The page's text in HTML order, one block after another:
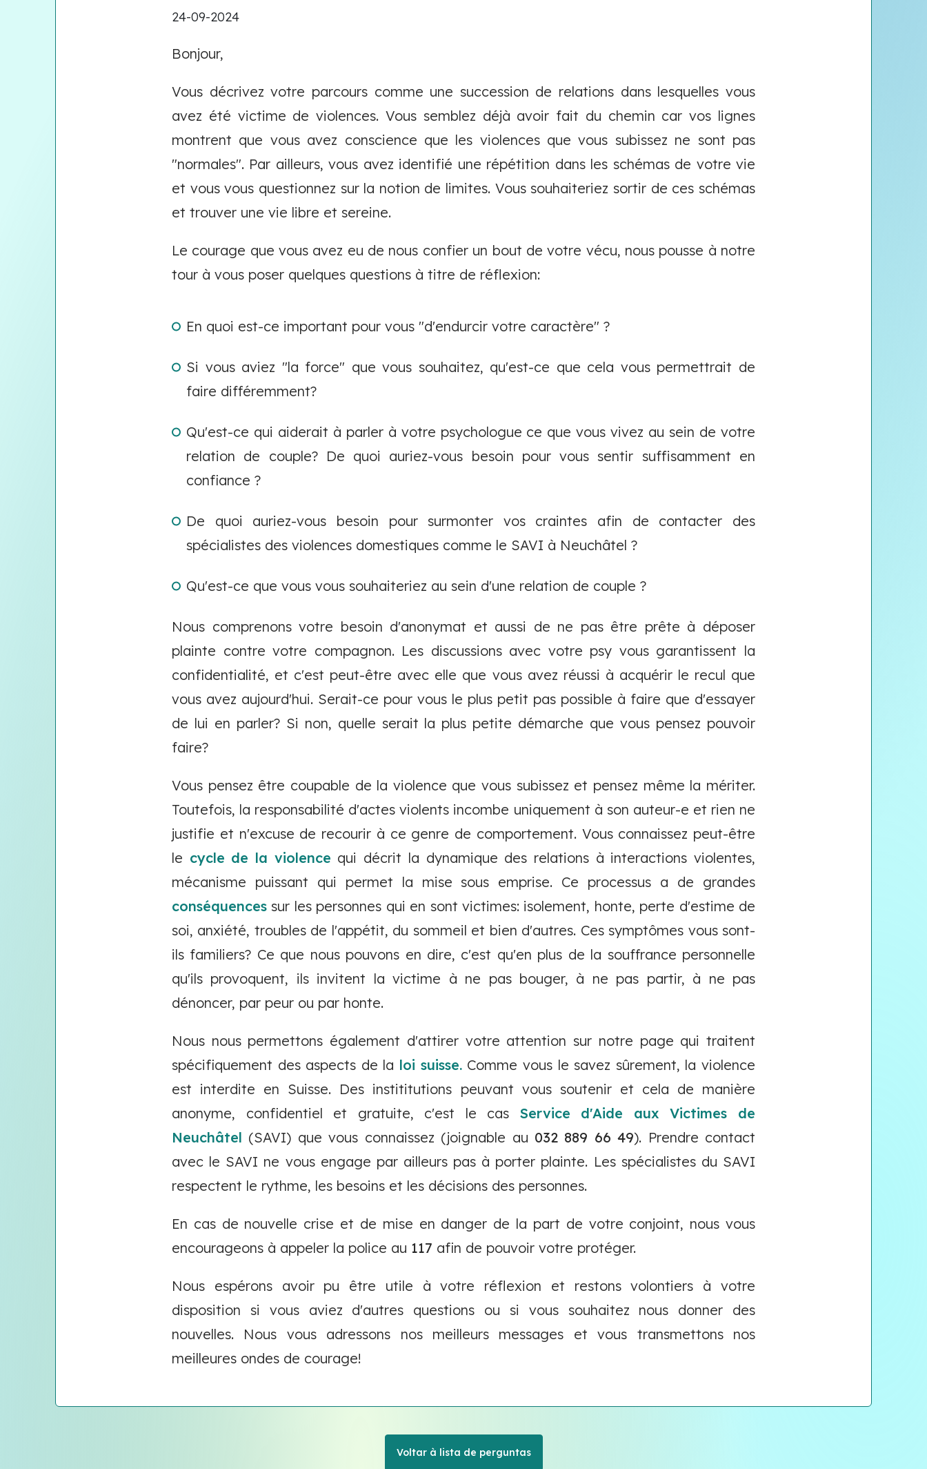
24-09-2024
Bonjour,
Vous décrivez votre parcours comme une succession de relations dans lesquelles vous
avez été victime de violences. Vous semblez déjà avoir fait du chemin car vos lignes
montrent que vous avez conscience que les violences que vous subissez ne sont pas
"normales". Par ailleurs, vous avez identifié une répétition dans les schémas de votre vie
et vous vous questionnez sur la notion de limites. Vous souhaiteriez sortir de ces schémas
et trouver une vie libre et sereine.
Le courage que vous avez eu de nous confier un bout de votre vécu, nous pousse à notre
tour à vous poser quelques questions à titre de réflexion:
En quoi est-ce important pour vous "d'endurcir votre caractère" ?
Si vous aviez "la force" que vous souhaitez, qu'est-ce que cela vous permettrait de
faire différemment?
Qu'est-ce qui aiderait à parler à votre psychologue ce que vous vivez au sein de votre
relation de couple? De quoi auriez-vous besoin pour vous sentir suffisamment en
confiance ?
De quoi auriez-vous besoin pour surmonter vos craintes afin de contacter des
spécialistes des violences domestiques comme le SAVI à Neuchâtel ?
Qu'est-ce que vous vous souhaiteriez au sein d'une relation de couple ?
Nous comprenons votre besoin d'anonymat et aussi de ne pas être prête à déposer
plainte contre votre compagnon. Les discussions avec votre psy vous garantissent la
confidentialité, et c'est peut-être avec elle que vous avez réussi à acquérir le recul que
vous avez aujourd'hui. Serait-ce pour vous le plus petit pas possible à faire que d'essayer
de lui en parler? Si non, quelle serait la plus petite démarche que vous pensez pouvoir
faire?
Vous pensez être coupable de la violence que vous subissez et pensez même la mériter.
Toutefois, la responsabilité d'actes violents incombe uniquement à son auteur-e et rien ne
justifie et n'excuse de recourir à ce genre de comportement. Vous connaissez peut-être
le cycle de la violence qui décrit la dynamique des relations à interactions violentes,
mécanisme puissant qui permet la mise sous emprise. Ce processus a de grandes
conséquences sur les personnes qui en sont victimes: isolement, honte, perte d'estime de
soi, anxiété, troubles de l'appétit, du sommeil et bien d'autres. Ces symptômes vous sont-
ils familiers? Ce que nous pouvons en dire, c'est qu'en plus de la souffrance personnelle
qu'ils provoquent, ils invitent la victime à ne pas bouger, à ne pas partir, à ne pas
dénoncer, par peur ou par honte.
Nous nous permettons également d'attirer votre attention sur notre page qui traitent
spécifiquement des aspects de la loi suisse.Comme vous le savez sûrement, la violence
est interdite en Suisse. Des instititutions peuvant vous soutenir et cela de manière
anonyme, confidentiel et gratuite, c'est le cas Service d'Aide aux Victimes de
Neuchâtel (SAVI) que vous connaissez (joignable au 032 889 66 49). Prendre contact
avec le SAVI ne vous engage par ailleurs pas à porter plainte. Les spécialistes du SAVI
respectent le rythme, les besoins et les décisions des personnes.
En cas de nouvelle crise et de mise en danger de la part de votre conjoint, nous vous
encourageons à appeler la police au 117 afin de pouvoir votre protéger.
Nous espérons avoir pu être utile à votre réflexion et restons volontiers à votre
disposition si vous aviez d'autres questions ou si vous souhaitez nous donner des
nouvelles. Nous vous adressons nos meilleurs messages et vous transmettons nos
meilleures ondes de courage!
Voltar à lista de perguntas